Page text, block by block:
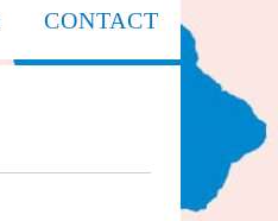
CONTACT